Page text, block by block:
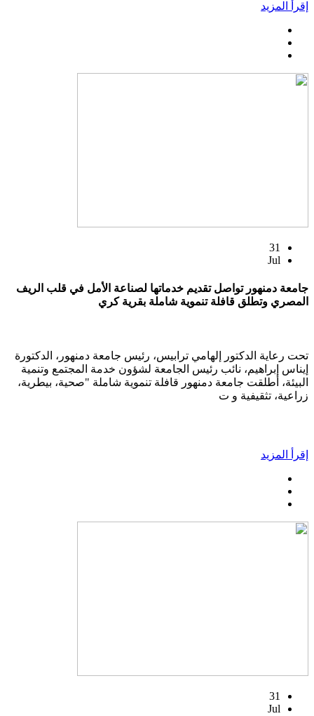
إقرأ المزيد
31
Jul
جامعة دمنهور تواصل تقديم خدماتها لصناعة الأمل في قلب الريف
المصري وتطلق قافلة تنموية شاملة بقرية كري
تحت رعاية الدكتور إلهامي ترابيس، رئيس جامعة دمنهور، الدكتورة
إيناس إبراهيم، نائب رئيس الجامعة لشؤون خدمة المجتمع وتنمية
البيئة، أطلقت جامعة دمنهور قافلة تنموية شاملة "صحية، بيطرية،
زراعية، تثقيفية و ت
إقرأ المزيد
31
Jul